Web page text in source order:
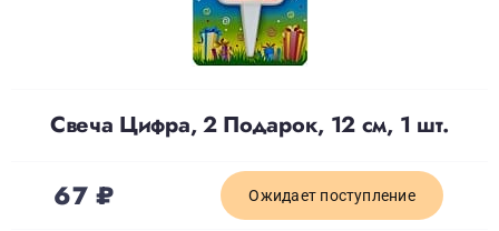
О нас
Отзывы
Свеча Цифра, 2 Подарок, 12 см, 1 шт.
67₽ Ожидает поступление